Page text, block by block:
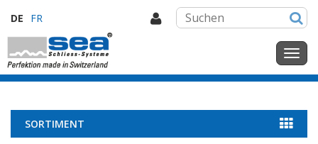
DE FR
SORTIMENT